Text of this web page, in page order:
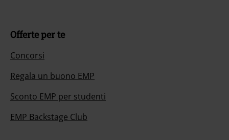
Offerte per te
Concorsi
Regala un buono EMP
Sconto EMP per studenti
EMP Backstage Club